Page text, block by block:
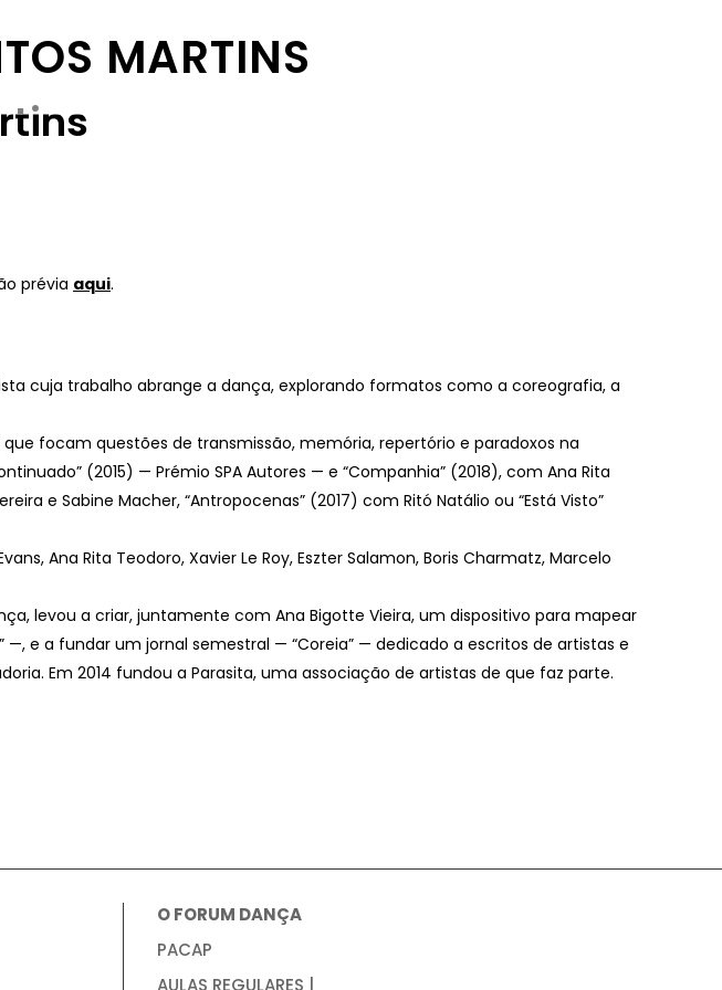
MARTINS
prévia aqui.
cuja trabalho abrange a dança, explorando formatos como a coreografia, a
focam questões de transmissão, memória, repertório e paradoxos na
(2015) — Prémio SPA Autores — e “Companhia” (2018), com Ana Rita
e Sabine Macher, “Antropocenas” (2017) com Ritó Natálio ou “Está Visto”
Ana Rita Teodoro, Xavier Le Roy, Eszter Salamon, Boris Charmatz, Marcelo
levou a criar, juntamente com Ana Bigotte Vieira, um dispositivo para mapear
—, e a fundar um jornal semestral — “Coreia” — dedicado a escritos de artistas e
Em 2014 fundou a Parasita, uma associação de artistas de que faz parte.
O FORUM DANÇA
PACAP
AULAS REGULARES |